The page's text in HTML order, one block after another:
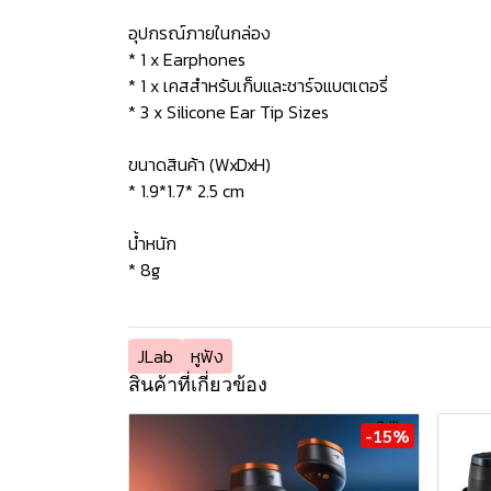
อุปกรณ์ภายในกล่อง
* 1 x Earphones
* 1 x เคสสำหรับเก็บและชาร์จแบตเตอรี่
* 3 x Silicone Ear Tip Sizes
ขนาดสินค้า (WxDxH)
* 1.9*1.7* 2.5 cm
น้ำหนัก
* 8g
JLab หูฟัง
สินค้าที่เกี่ยวข้อง
-15%